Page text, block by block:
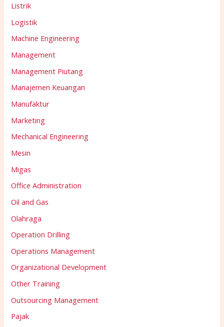
Listrik
Logistik
Machine Engineering
Management
Management Piutang
Manajemen Keuangan
Manufaktur
Marketing
Mechanical Engineering
Mesin
Migas
Office Administration
Oil and Gas
Olahraga
Operation Drilling
Operations Management
Organizational Development
Other Training
Outsourcing Management
Pajak